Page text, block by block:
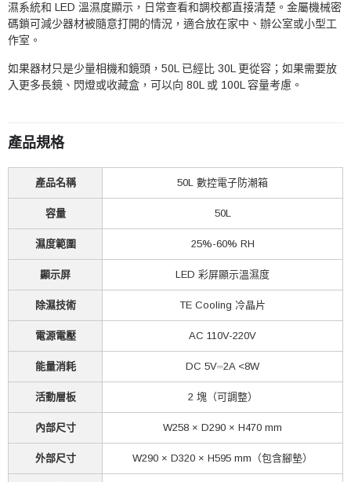
濕系統和 LED 溫濕度顯示，日常查看和調校都直接清楚。金屬機械密
碼鎖可減少器材被隨意打開的情況，適合放在家中、辦公室或小型工
作室。
如果器材只是少量相機和鏡頭，50L 已經比 30L 更從容；如果需要放
入更多長鏡、閃燈或收藏盒，可以向 80L 或 100L 容量考慮。
產品規格
產品名稱 50L 數控電子防潮箱
容量 50L
濕度範圍 25%-60% RH
顯示屏 LED 彩屏顯示溫濕度
除濕技術 TE Cooling 冷晶片
電源電壓 AC 110V-220V
能量消耗 DC 5V⎓2A <8W
活動層板 2 塊（可調整）
內部尺寸 W258 × D290 × H470 mm
外部尺寸 W290 × D320 × H595 mm（包含腳墊）